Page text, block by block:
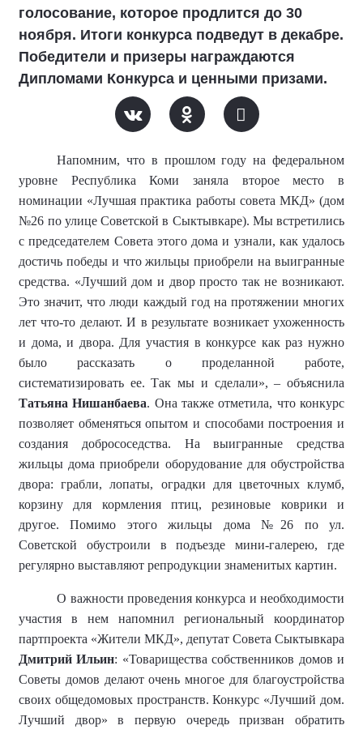
голосование, которое продлится до 30
ноября. Итоги конкурса подведут в декабре.
Победители и призеры награждаются
Дипломами Конкурса и ценными призами.
Напомним, что в прошлом году на федеральном
уровне Республика Коми заняла второе место в
номинации «Лучшая практика работы совета МКД» (дом
№26 по улице Советской в Сыктывкаре). Мы встретились
с председателем Совета этого дома и узнали, как удалось
достичь победы и что жильцы приобрели на выигранные
средства. «Лучший дом и двор просто так не возникают.
Это значит, что люди каждый год на протяжении многих
лет что-то делают. И в результате возникает ухоженность
и дома, и двора. Для участия в конкурсе как раз нужно
было рассказать о проделанной работе,
систематизировать ее. Так мы и сделали», – объяснила
Татьяна Нишанбаева. Она также отметила, что конкурс
позволяет обменяться опытом и способами построения и
создания добрососедства. На выигранные средства
жильцы дома приобрели оборудование для обустройства
двора: грабли, лопаты, оградки для цветочных клумб,
корзину для кормления птиц, резиновые коврики и
другое. Помимо этого жильцы дома №26 по ул.
Советской обустроили в подъезде мини-галерею, где
регулярно выставляют репродукции знаменитых картин.
О важности проведения конкурса и необходимости
участия в нем напомнил региональный координатор
партпроекта «Жители МКД», депутат Совета Сыктывкара
Дмитрий Ильин: «Товарищества собственников домов и
Советы домов делают очень многое для благоустройства
своих общедомовых пространств. Конкурс «Лучший дом.
Лучший двор» в первую очередь призван обратить